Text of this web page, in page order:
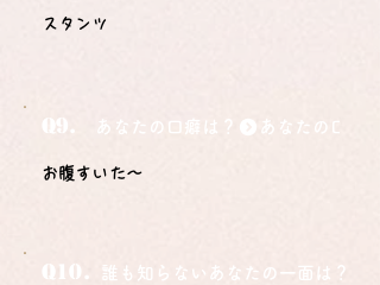
スタンツ
Q9. あなたの口癖は？
お腹すいた〜
Q10. 誰も知らないあなたの一面は？